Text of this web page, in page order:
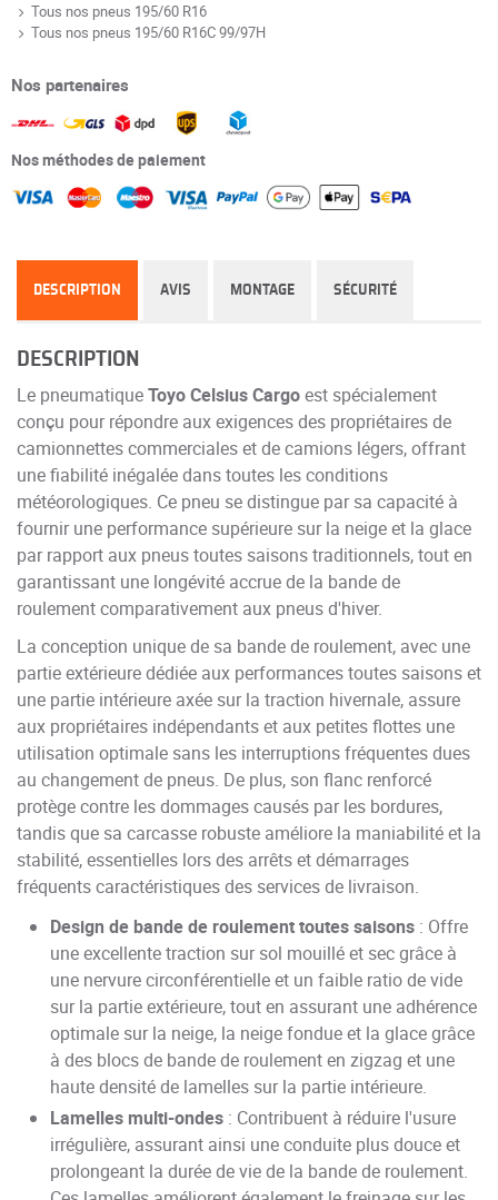
Tous nos pneus 195/60 R16
Tous nos pneus 195/60 R16C 99/97H
Nos partenaires
Nos méthodes de paiement
DESCRIPTION AVIS MONTAGE SÉCURITÉ
DESCRIPTION
Le pneumatiqueToyo Celsius Cargoest spécialement
conçu pour répondre aux exigences des propriétaires de
camionnettes commerciales et de camions légers, offrant
une fiabilité inégalée dans toutes les conditions
météorologiques. Ce pneu se distingue par sa capacité à
fournir une performance supérieure sur la neige et la glace
par rapport aux pneus toutes saisons traditionnels, tout en
garantissant une longévité accrue de la bande de
roulement comparativement aux pneus d'hiver.
La conception unique de sa bande de roulement, avec une
partie extérieure dédiée aux performances toutes saisons et
une partie intérieure axée sur la traction hivernale, assure
aux propriétaires indépendants et aux petites flottes une
utilisation optimale sans les interruptions fréquentes dues
au changement de pneus. De plus, son flanc renforcé
protège contre les dommages causés par les bordures,
tandis que sa carcasse robuste améliore la maniabilité et la
stabilité, essentielles lors des arrêts et démarrages
fréquents caractéristiques des services de livraison.
Design de bande de roulement toutes saisons : Offre
une excellente traction sur sol mouillé et sec grâce à
une nervure circonférentielle et un faible ratio de vide
sur la partie extérieure, tout en assurant une adhérence
optimale sur la neige, la neige fondue et la glace grâce
à des blocs de bande de roulement en zigzag et une
haute densité de lamelles sur la partie intérieure.
Lamelles multi-ondes : Contribuent à réduire l'usure
irrégulière, assurant ainsi une conduite plus douce et
prolongeant la durée de vie de la bande de roulement.